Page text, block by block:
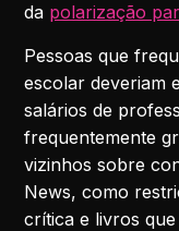
da polarização
Pessoas que
escolar deveriam
salários de
frequentemente
vizinhos sobre
News, como
crítica e livros